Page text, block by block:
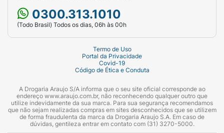
0300.313.1010
(Todo Brasil) Todos os dias, 06h às 00h
Termo de Uso
Portal da Privacidade
Covid-19
Código de Ética e Conduta
A Drogaria Araujo S/A informa que o seu site oficial corresponde ao
endereço www.araujo.com.br, não reconhecendo qualquer outro que
utilize indevidamente da sua marca. Para sua segurança recomendamos
que não sejam realizadas compras em sites desconhecidos que se utilizem
de forma fraudulenta da marca da Drogaria Araujo S.A. Em caso de
dúvidas, gentileza entrar em contato com (31) 3270-5000.